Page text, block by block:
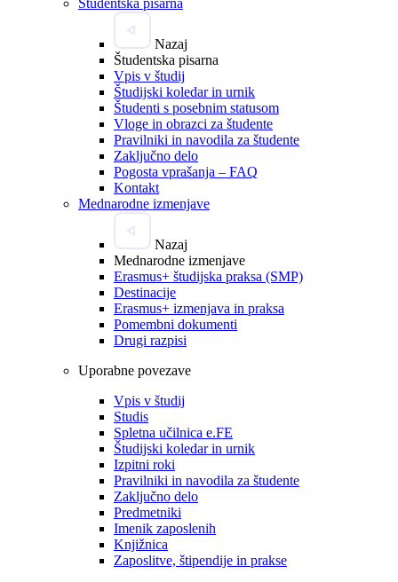
Študentska pisarna
Nazaj
Študentska pisarna
Vpis v študij
Študijski koledar in urnik
Študenti s posebnim statusom
Vloge in obrazci za študente
Pravilniki in navodila za študente
Zaključno delo
Pogosta vprašanja – FAQ
Kontakt
Mednarodne izmenjave
Nazaj
Mednarodne izmenjave
Erasmus+ študijska praksa (SMP)
Destinacije
Erasmus+ izmenjava in praksa
Pomembni dokumenti
Drugi razpisi
Uporabne povezave
Vpis v študij
Studis
Spletna učilnica e.FE
Študijski koledar in urnik
Izpitni roki
Pravilniki in navodila za študente
Zaključno delo
Predmetniki
Imenik zaposlenih
Knjižnica
Zaposlitve, štipendije in prakse